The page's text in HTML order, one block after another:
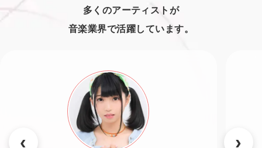
多くのアーティストが
音楽業界で活躍しています。